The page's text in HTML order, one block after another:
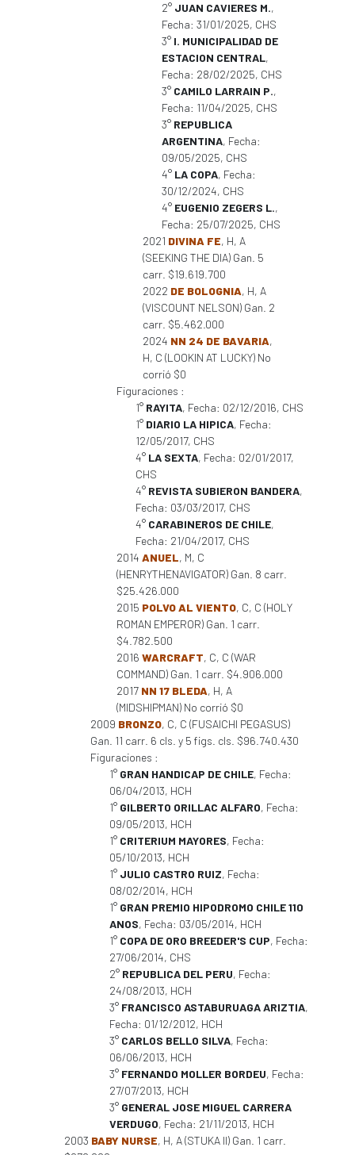
2° JUAN CAVIERES M.,
Fecha: 31/01/2025, CHS
3° I. MUNICIPALIDAD DE
ESTACION CENTRAL,
Fecha: 28/02/2025, CHS
3° CAMILO LARRAIN P.,
Fecha: 11/04/2025, CHS
3° REPUBLICA
ARGENTINA, Fecha:
09/05/2025, CHS
4° LA COPA, Fecha:
30/12/2024, CHS
4° EUGENIO ZEGERS L.,
Fecha: 25/07/2025, CHS
2021 DIVINA FE, H, A
(SEEKING THE DIA) Gan. 5
carr. $19.619.700
2022 DE BOLOGNIA, H, A
(VISCOUNT NELSON) Gan. 2
carr. $5.462.000
2024 NN 24 DE BAVARIA,
H, C (LOOKIN AT LUCKY) No
corrió $0
Figuraciones :
1° RAYITA, Fecha: 02/12/2016, CHS
1° DIARIO LA HIPICA, Fecha:
12/05/2017, CHS
4° LA SEXTA, Fecha: 02/01/2017,
CHS
4° REVISTA SUBIERON BANDERA,
Fecha: 03/03/2017, CHS
4° CARABINEROS DE CHILE,
Fecha: 21/04/2017, CHS
2014 ANUEL, M, C
(HENRYTHENAVIGATOR) Gan. 8 carr.
$25.426.000
2015 POLVO AL VIENTO, C, C (HOLY
ROMAN EMPEROR) Gan. 1 carr.
$4.782.500
2016 WARCRAFT, C, C (WAR
COMMAND) Gan. 1 carr. $4.906.000
2017 NN 17 BLEDA, H, A
(MIDSHIPMAN) No corrió $0
2009 BRONZO, C, C (FUSAICHI PEGASUS)
Gan. 11 carr. 6 cls. y 5 figs. cls. $96.740.430
Figuraciones :
1° GRAN HANDICAP DE CHILE, Fecha:
06/04/2013, HCH
1° GILBERTO ORILLAC ALFARO, Fecha:
09/05/2013, HCH
1° CRITERIUM MAYORES, Fecha:
05/10/2013, HCH
1° JULIO CASTRO RUIZ, Fecha:
08/02/2014, HCH
1° GRAN PREMIO HIPODROMO CHILE 110
ANOS, Fecha: 03/05/2014, HCH
1° COPA DE ORO BREEDER'S CUP, Fecha:
27/06/2014, CHS
2° REPUBLICA DEL PERU, Fecha:
24/08/2013, HCH
3° FRANCISCO ASTABURUAGA ARIZTIA,
Fecha: 01/12/2012, HCH
3° CARLOS BELLO SILVA, Fecha:
06/06/2013, HCH
3° FERNANDO MOLLER BORDEU, Fecha:
27/07/2013, HCH
3° GENERAL JOSE MIGUEL CARRERA
VERDUGO, Fecha: 21/11/2013, HCH
2003 BABY NURSE, H, A (STUKA II) Gan. 1 carr.